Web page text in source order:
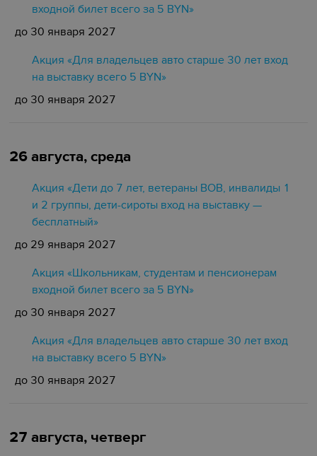
входной билет всего за 5 BYN»
до 30 января 2027
Акция «Для владельцев авто старше 30 лет вход
на выставку всего 5 BYN»
до 30 января 2027
26 августа, среда
Акция «Дети до 7 лет, ветераны ВОВ, инвалиды 1
и 2 группы, дети-сироты вход на выставку —
бесплатный»
до 29 января 2027
Акция «Школьникам, студентам и пенсионерам
входной билет всего за 5 BYN»
до 30 января 2027
Акция «Для владельцев авто старше 30 лет вход
на выставку всего 5 BYN»
до 30 января 2027
27 августа, четверг